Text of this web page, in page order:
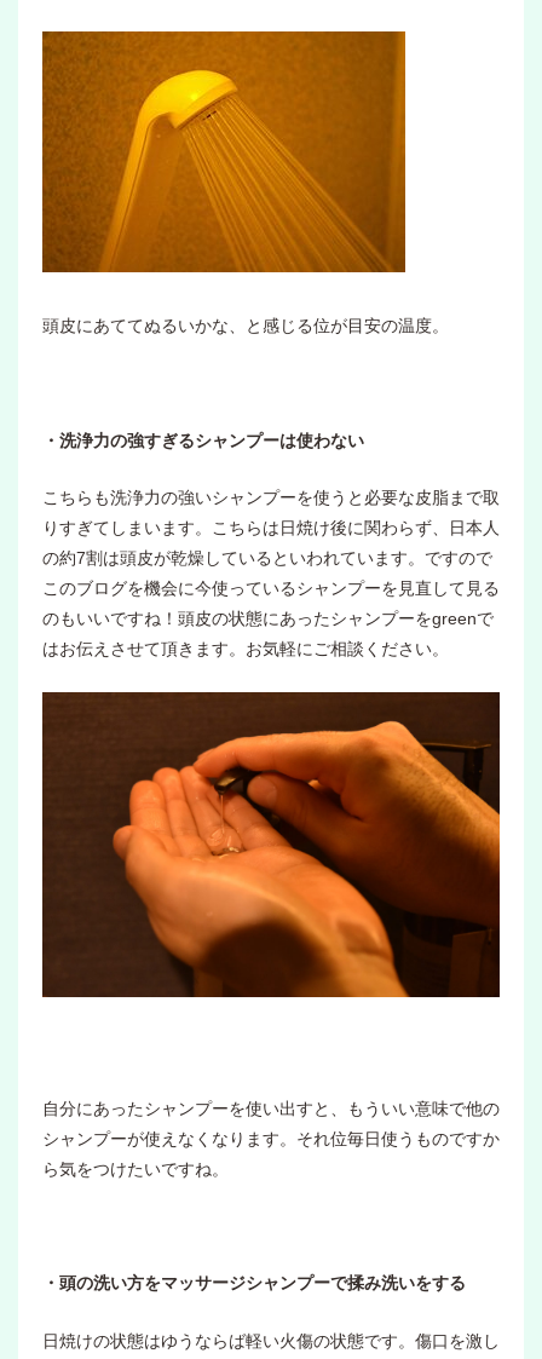
頭皮にあててぬるいかな、と感じる位が目安の温度。
・洗浄力の強すぎるシャンプーは使わない
こちらも洗浄力の強いシャンプーを使うと必要な皮脂まで取
りすぎてしまいます。こちらは日焼け後に関わらず、日本人
の約7割は頭皮が乾燥しているといわれています。ですので
このブログを機会に今使っているシャンプーを見直して見る
のもいいですね！頭皮の状態にあったシャンプーをgreenで
はお伝えさせて頂きます。お気軽にご相談ください。
自分にあったシャンプーを使い出すと、もういい意味で他の
シャンプーが使えなくなります。それ位毎日使うものですか
ら気をつけたいですね。
・頭の洗い方をマッサージシャンプーで揉み洗いをする
日焼けの状態はゆうならば軽い火傷の状態です。傷口を激し